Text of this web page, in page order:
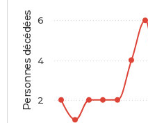
Personnes décédées 2
4
6